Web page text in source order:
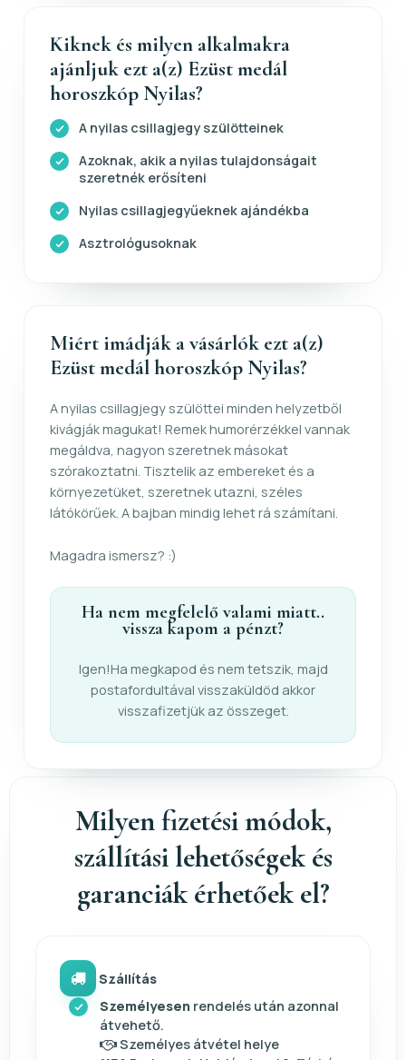
Kiknek és milyen alkalmakra
ajánljuk ezt a(z) Ezüst medál
horoszkóp Nyilas?
A nyilas csillagjegy szülötteinek
Azoknak, akik a nyilas tulajdonságait
szeretnék erősíteni
Nyilas csillagjegyűeknek ajándékba
Asztrológusoknak
Miért imádják a vásárlók ezt a(z)
Ezüst medál horoszkóp Nyilas?
A nyilas csillagjegy szülöttei minden helyzetből
kivágják magukat! Remek humorérzékkel vannak
megáldva, nagyon szeretnek másokat
szórakoztatni. Tisztelik az embereket és a
környezetüket, szeretnek utazni, széles
látókörűek. A bajban mindig lehet rá számítani.
Magadra ismersz? :)
Ha nem megfelelő valami miatt..
vissza kapom a pénzt?
Igen!Ha megkapod és nem tetszik, majd
postafordultával visszaküldöd akkor
visszafizetjük az összeget.
Milyen fizetési módok,
szállítási lehetőségek és
garanciák érhetőek el?
Szállítás
Személyesen rendelés után azonnal
átvehető.
Személyes átvétel helye